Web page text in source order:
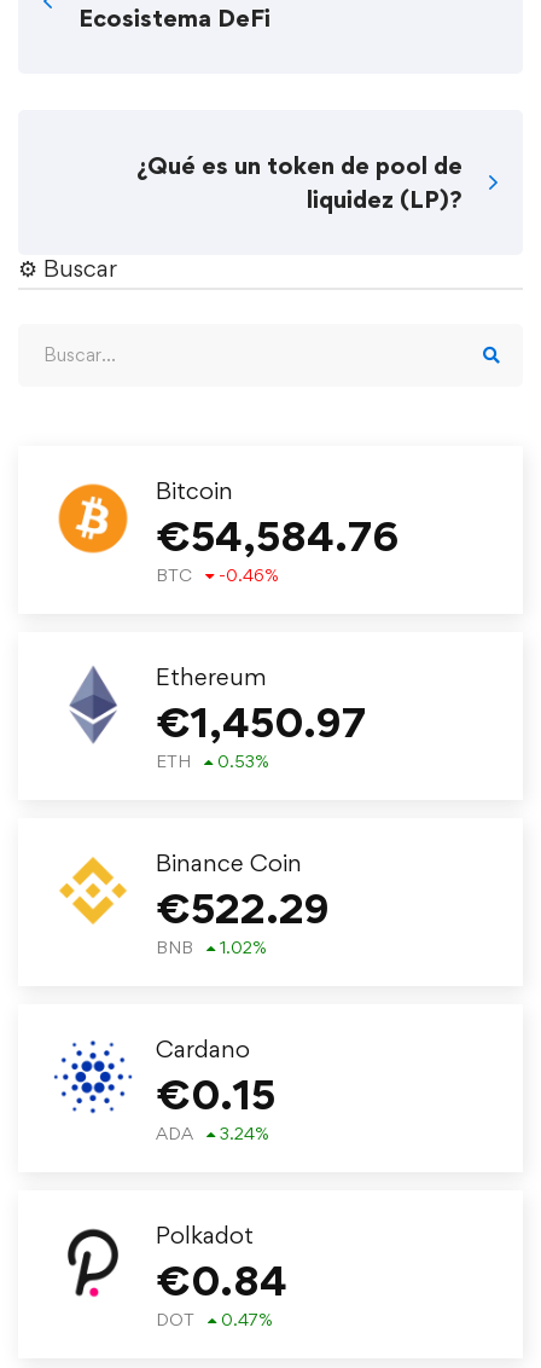
Ecosistema DeFi
¿Qué es un token de pool de
liquidez (LP)?
⚙︎ Buscar
Bitcoin
€54,584.76
BTC -0.46%
Ethereum
€1,450.97
ETH 0.53%
Binance Coin
€522.29
BNB 1.02%
Cardano
€0.15
ADA 3.24%
Polkadot
€0.84
DOT 0.47%